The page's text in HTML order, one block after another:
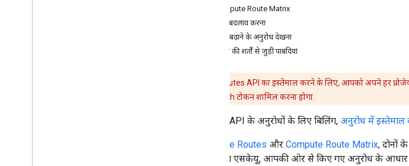
Compute Route Matrix
कोटा में बदलाव करना
कोटा बढ़ाने के अनुरोध देखना
इस्तेमाल की शर्तों से जुड़ी पाबंदियां
Routes API का इस्तेमाल करने के लिए, आपको अपने हर
या OAuth टोकन शामिल करना होगा.
Routes API के अनुरोधों के लिए बिलिंग, अनुरोध में
Compute Routes और Compute Route Matrix, दोनों
जाने वाला एसकेयू, आपकी ओर से किए गए अनुरोध के आधार